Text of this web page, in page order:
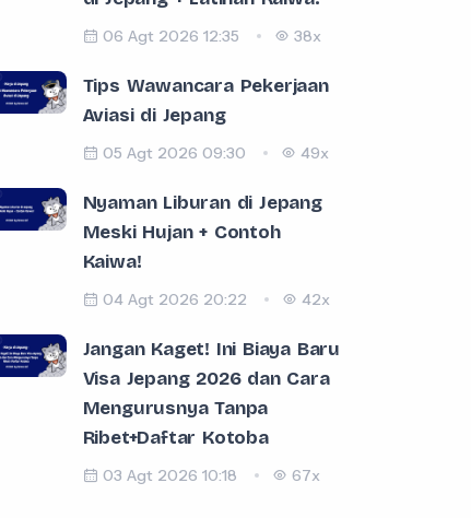
06 Agt 2026 12:35 38x
Tips Wawancara Pekerjaan
Aviasi di Jepang
05 Agt 2026 09:30 49x
Nyaman Liburan di Jepang
Meski Hujan + Contoh
Kaiwa!
04 Agt 2026 20:22 42x
Jangan Kaget! Ini Biaya Baru
Visa Jepang 2026 dan Cara
Mengurusnya Tanpa
Ribet+Daftar Kotoba
03 Agt 2026 10:18 67x